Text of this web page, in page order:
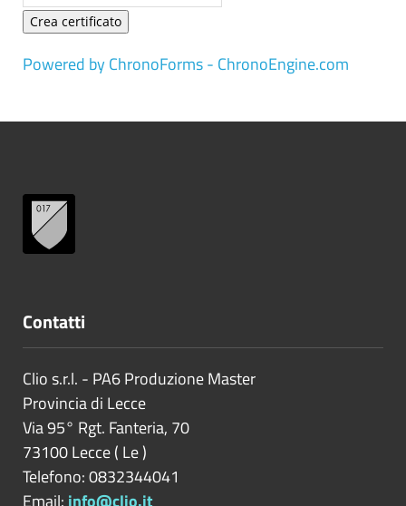
Powered by ChronoForms - ChronoEngine.com
Contatti
Clio s.r.l. - PA6 Produzione Master
Provincia di Lecce
Via 95° Rgt. Fanteria, 70
73100Lecce( Le)
Telefono: 0832344041
Email: info@clio.it